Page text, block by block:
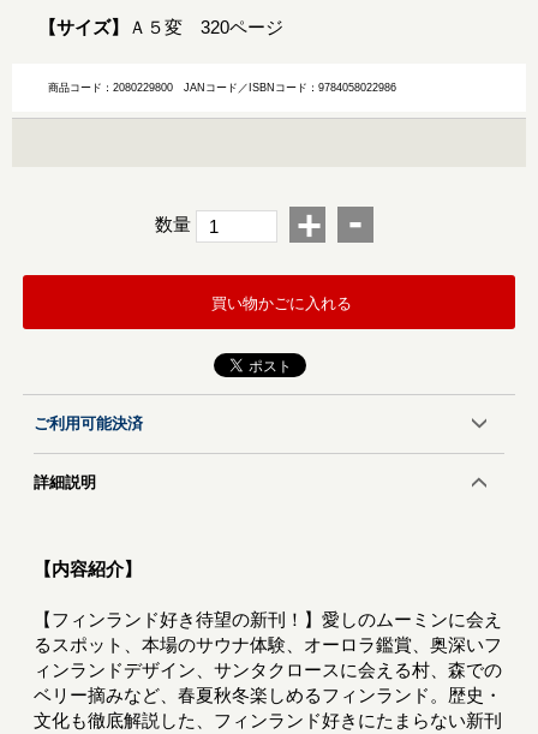
【サイズ】 Ａ５変 320ページ
商品コード：2080229800JANコード／ISBNコード：9784058022986
数量 + -
買い物かごに入れる
ご利用可能決済
詳細説明
【内容紹介】
【フィンランド好き待望の新刊！】愛しのムーミンに会え
るスポット、本場のサウナ体験、オーロラ鑑賞、奥深いフ
ィンランドデザイン、サンタクロースに会える村、森での
ベリー摘みなど、春夏秋冬楽しめるフィンランド。歴史・
文化も徹底解説した、フィンランド好きにたまらない新刊